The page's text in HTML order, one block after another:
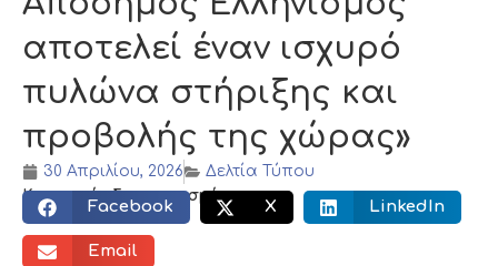
αποτελεί έναν ισχυρό
πυλώνα στήριξης και
προβολής της χώρας»
30 Απριλίου, 2026
Δελτία Τύπου
Κοινωνικός διαμοιρασμός:
Facebook X LinkedIn
Email